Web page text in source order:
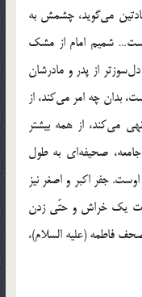
می‌گوید، چشمش به
شمیم امام از مشک
از پدر و مادرشان
بدان چه امر می‌کند، از
می‌کند، از همه بیشتر
صحیفه‌ای به طول
جفر اکبر و اصغر نیز
یک خراش و حتّی زدن
فاطمه (علیه السلام)،